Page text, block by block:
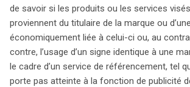
de savoir si les produits ou les services
proviennent du titulaire de la marque ou
économiquement liée à celui-ci ou, au
contre, l’usage d’un signe identique à une
le cadre d’un service de référencement, tel
porte pas atteinte à la fonction de publicité